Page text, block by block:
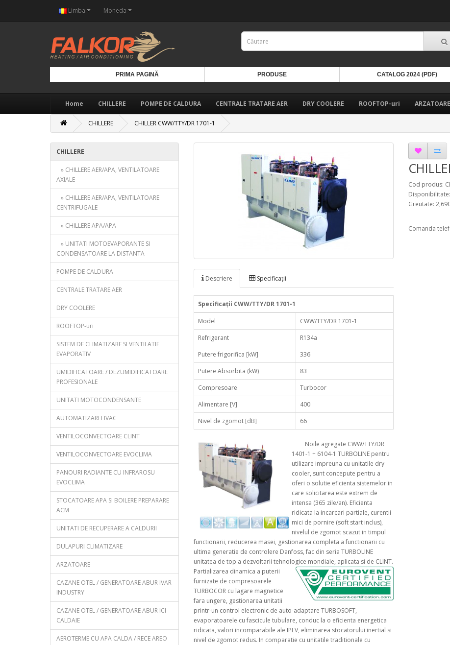
Limba Moneda
PRIMA PAGINĂ PRODUSE CATALOG 2024 (PDF)
Home CHILLERE POMPE DE CALDURA CENTRALE TRATARE AER DRY COOLERE ROOFTOP-uri ARZATOARE
CHILLERE CHILLER CWW/TTY/DR 1701-1
CHILLERE
» CHILLERE AER/APA, VENTILATOARE
AXIALE
» CHILLERE AER/APA, VENTILATOARE
CENTRIFUGALE
» CHILLERE APA/APA
» UNITATI MOTOEVAPORANTE SI
CONDENSATOARE LA DISTANTA
POMPE DE CALDURA
CENTRALE TRATARE AER
DRY COOLERE
ROOFTOP-uri
SISTEM DE CLIMATIZARE SI VENTILATIE
EVAPORATIV
UMIDIFICATOARE / DEZUMIDIFICATOARE
PROFESIONALE
UNITATI MOTOCONDENSANTE
AUTOMATIZARI HVAC
VENTILOCONVECTOARE CLINT
VENTILOCONVECTOARE EVOCLIMA
PANOURI RADIANTE CU INFRAROSU
EVOCLIMA
STOCATOARE APA SI BOILERE PREPARARE
ACM
UNITATI DE RECUPERARE A CALDURII
DULAPURI CLIMATIZARE
ARZATOARE
CAZANE OTEL / GENERATOARE ABUR IVAR
INDUSTRY
CAZANE OTEL / GENERATOARE ABUR ICI
CALDAIE
AEROTERME CU APA CALDA / RECE AREO
Descriere Specificaţii
Specificaţii CWW/TTY/DR 1701-1
Model
CWW/TTY/DR 1701-1
Refrigerant
R134a
Putere frigorifica [kW]
336
Putere Absorbita (kW)
83
Compresoare
Turbocor
Alimentare [V]
400
Nivel de zgomot [dB]
66
Noile agregate CWW/TTY/DR
1401-1 ÷ 6104-1 TURBOLINE pentru
utilizare impreuna cu unitatile dry
cooler, sunt concepute pentru a
oferi o solutie eficienta sistemelor in
care solicitarea este extrem de
intensa (365 zile/an). Eficienta
ridicata la incarcari partiale, curentii
mici de pornire (soft start inclus),
nivelul de zgomot scazut in timpul
functionarii, reducerea masei, gestionarea completa a functionarii cu
ultima generatie de controlere Danfoss, fac din seria TURBOLINE
unitatea de top a dezvoltarii tehnologice mondiale, aplicata si de CLINT.
Partializarea dinamica a puterii
furnizate de compresoarele
TURBOCOR cu lagare magnetice
fara ungere, gestionarea unitatii
printr-un control electronic de auto-adaptare TURBOSOFT,
evaporatoarele cu fascicule tubulare, conduc la o eficienta energetica
ridicata, valori incomparabile ale IPLV, eliminarea stocatorului inertial si
nivel de zgomot redus. In comparatie cu unitatile traditionale cu
Cod produs:
Greutate:
Comanda